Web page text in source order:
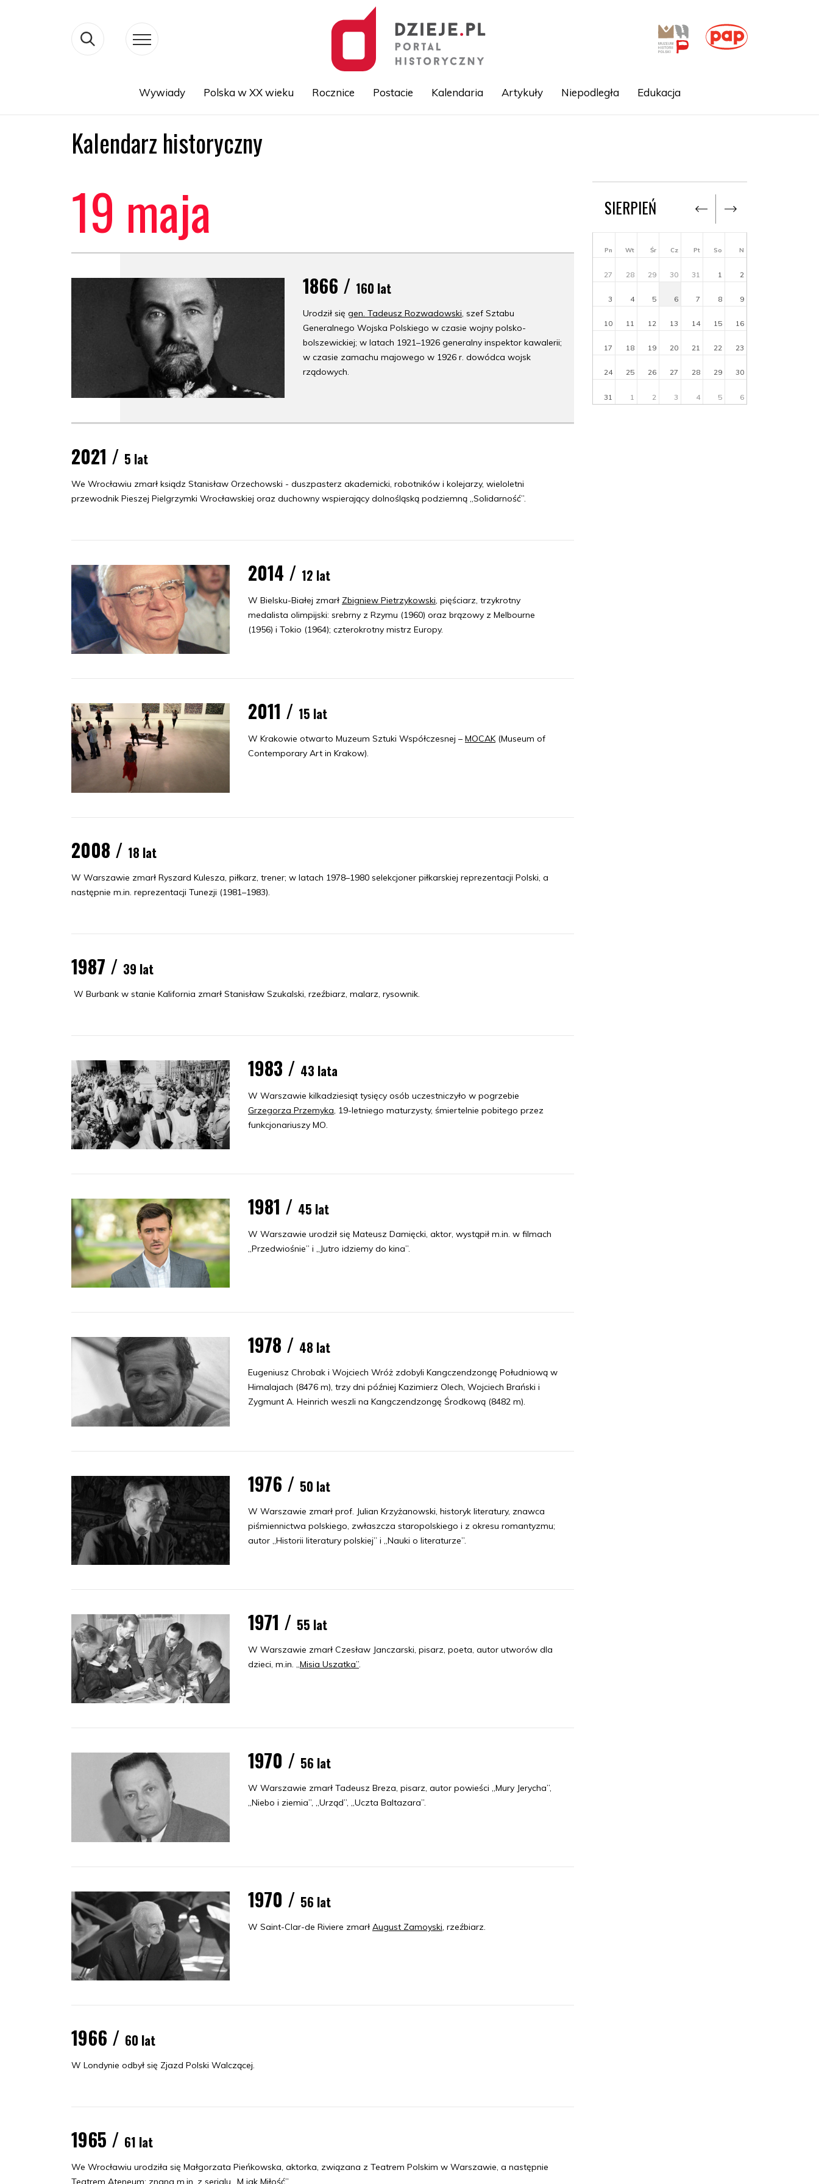
Wywiady Polska w XX wieku Rocznice Postacie Kalendaria Artykuły Niepodległa Edukacja
Kalendarz historyczny
19 maja
1866 / 160 lat
Urodził się gen. Tadeusz Rozwadowski, szef Sztabu
Generalnego Wojska Polskiego w czasie wojny polsko-
bolszewickiej; w latach 1921–1926 generalny inspektor kawalerii;
w czasie zamachu majowego w 1926 r. dowódca wojsk
rządowych.
2021 / 5 lat
We Wrocławiu zmarł ksiądz Stanisław Orzechowski - duszpasterz akademicki, robotników i kolejarzy, wieloletni
przewodnik Pieszej Pielgrzymki Wrocławskiej oraz duchowny wspierający dolnośląską podziemną „Solidarność”.
2014 / 12 lat
W Bielsku-Białej zmarł Zbigniew Pietrzykowski, pięściarz, trzykrotny
medalista olimpijski: srebrny z Rzymu (1960) oraz brązowy z Melbourne
(1956) i Tokio (1964); czterokrotny mistrz Europy.
2011 / 15 lat
W Krakowie otwarto Muzeum Sztuki Współczesnej – MOCAK(Museum of
Contemporary Art in Krakow).
2008 / 18 lat
W Warszawie zmarł Ryszard Kulesza, piłkarz, trener; w latach 1978–1980 selekcjoner piłkarskiej reprezentacji Polski, a
następnie m.in. reprezentacji Tunezji (1981–1983).
1987 / 39 lat
W Burbank w stanie Kalifornia zmarł Stanisław Szukalski, rzeźbiarz, malarz, rysownik.
1983 / 43 lata
W Warszawie kilkadziesiąt tysięcy osób uczestniczyło w pogrzebie
Grzegorza Przemyka, 19-letniego maturzysty, śmiertelnie pobitego przez
funkcjonariuszy MO.
1981 / 45 lat
W Warszawie urodził się Mateusz Damięcki, aktor, wystąpił m.in. w filmach
„Przedwiośnie” i „Jutro idziemy do kina”.
1978 / 48 lat
Eugeniusz Chrobak i Wojciech Wróż zdobyli Kangczendzongę Południową w
Himalajach (8476 m), trzy dni później Kazimierz Olech, Wojciech Brański i
Zygmunt A. Heinrich weszli na Kangczendzongę Środkową (8482 m).
1976 / 50 lat
W Warszawie zmarł prof. Julian Krzyżanowski, historyk literatury, znawca
piśmiennictwa polskiego, zwłaszcza staropolskiego i z okresu romantyzmu;
autor „Historii literatury polskiej” i „Nauki o literaturze”.
1971 / 55 lat
W Warszawie zmarł Czesław Janczarski, pisarz, poeta, autor utworów dla
dzieci, m.in. „Misia Uszatka”.
1970 / 56 lat
W Warszawie zmarł Tadeusz Breza, pisarz, autor powieści „Mury Jerycha”,
„Niebo i ziemia”, „Urząd”, „Uczta Baltazara”.
1970 / 56 lat
W Saint-Clar-de Riviere zmarł August Zamoyski, rzeźbiarz.
1966 / 60 lat
W Londynie odbył się Zjazd Polski Walczącej.
1965 / 61 lat
We Wrocławiu urodziła się Małgorzata Pieńkowska, aktorka, związana z Teatrem Polskim w Warszawie, a następnie
Teatrem Ateneum; znana m.in. z serialu „M jak Miłość”.
SIERPIEŃ
Pn Wt Śr Cz Pt So N
27 28 29 30 31 1 2
3 4 5 6 7 8 9
10 11 12 13 14 15 16
17 18 19 20 21 22 23
24 25 26 27 28 29 30
31 1 2 3 4 5 6